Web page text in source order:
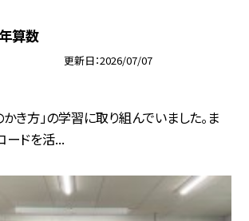
算数
更新日 2026/07/07
き方」の学習に取り組んでいました。ま
ードを活...